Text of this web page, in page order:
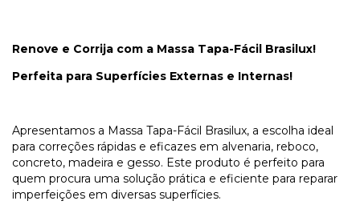
Renove e Corrija com a Massa Tapa-Fácil Brasilux!
Perfeita para Superfícies Externas e Internas!
Apresentamos a Massa Tapa-Fácil Brasilux, a escolha ideal
para correções rápidas e eficazes em alvenaria, reboco,
concreto, madeira e gesso. Este produto é perfeito para
quem procura uma solução prática e eficiente para reparar
imperfeições em diversas superfícies.